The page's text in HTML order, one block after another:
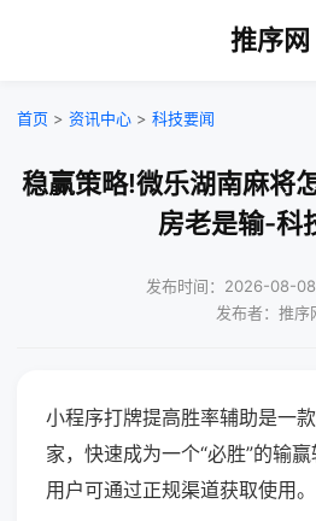
推序网
首页 > 资讯中心 > 科技要闻
稳赢策略!微乐湖南麻将
房老是输-科
发布时间：2026-08-
发布者：推序
小程序打牌提高胜率辅助是一
家，快速成为一个“必胜”的输
用户可通过正规渠道获取使用。